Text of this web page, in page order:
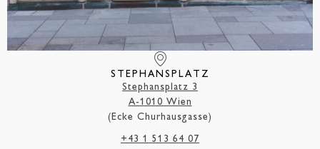
STEPHANSPLATZ
Stephansplatz 3
A-1010 Wien
(Ecke Churhausgasse)
+43 1 513 64 07